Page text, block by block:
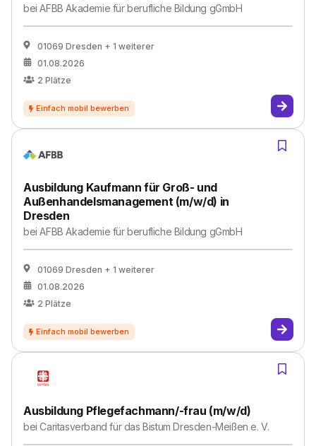
beiAFBB Akademie für berufliche Bildung gGmbH
01069 Dresden + 1 weiterer
01.08.2026
2 Plätze
Ausbildung Kaufmann für Groß- und
Außenhandelsmanagement (m/w/d) in
Dresden
beiAFBB Akademie für berufliche Bildung gGmbH
01069 Dresden + 1 weiterer
01.08.2026
2 Plätze
Ausbildung Pflegefachmann/-frau (m/w/d)
beiCaritasverband für das Bistum Dresden-Meißen e. V.